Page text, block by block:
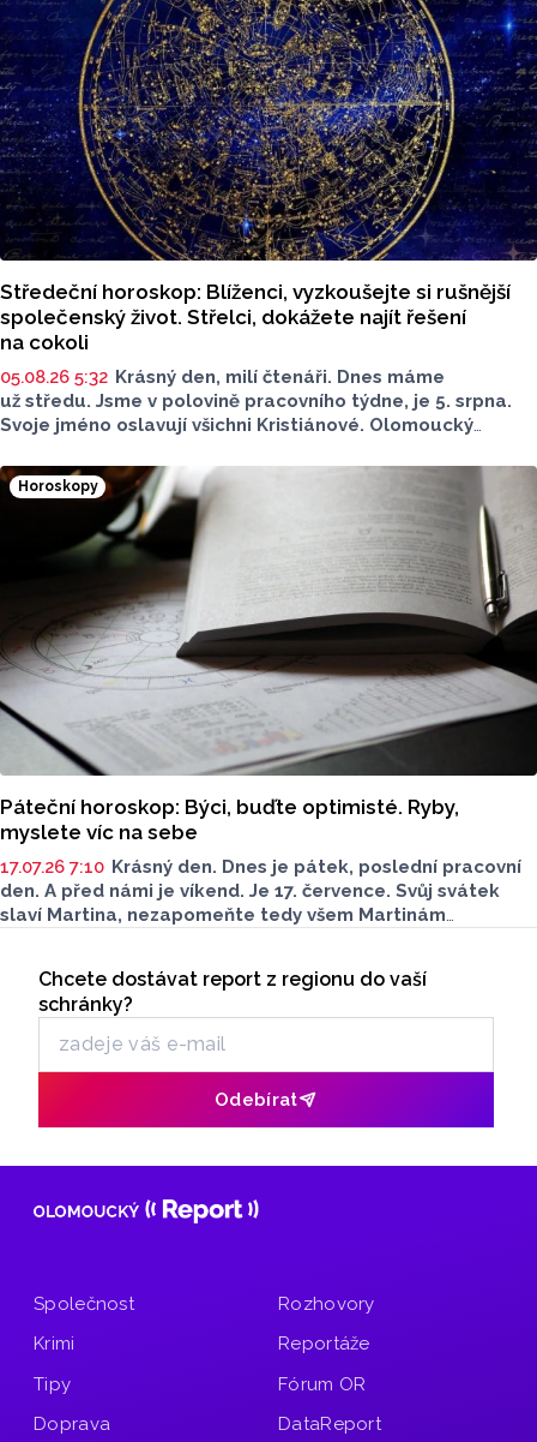
Středeční horoskop: Blíženci, vyzkoušejte si rušnější
společenský život. Střelci, dokážete najít řešení
na cokoli
05.08.26 5:32 Krásný den, milí čtenáři. Dnes máme
už středu. Jsme v polovině pracovního týdne, je 5. srpna.
Svoje jméno oslavují všichni Kristiánové. Olomoucký
Jaký bude dnešní den?
Horoskopy
Páteční horoskop: Býci, buďte optimisté. Ryby,
myslete víc na sebe
17.07.26 7:10 Krásný den. Dnes je pátek, poslední pracovní
den. A před námi je víkend. Je 17. července. Svůj svátek
slaví Martina, nezapomeňte tedy všem Martinám
Odběr newsletteru
Chcete dostávat report z regionu do vaší
schránky?
Odebírat
Společnost
Krimi
Tipy
Doprava
Rozhovory
Reportáže
Fórum OR
DataReport